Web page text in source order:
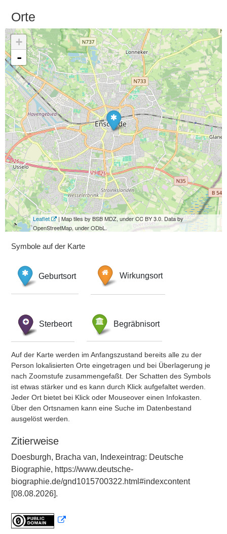
Orte
+
-
Leaflet
| Map tiles by BSB MDZ, under CC BY 3.0. Data by
OpenStreetMap, under ODbL.
Symbole auf der Karte
Geburtsort Wirkungsort
Sterbeort Begräbnisort
Auf der Karte werden im Anfangszustand bereits alle zu der
Person lokalisierten Orte eingetragen und bei Überlagerung je
nach Zoomstufe zusammengefaßt. Der Schatten des Symbols
ist etwas stärker und es kann durch Klick aufgefaltet werden.
Jeder Ort bietet bei Klick oder Mouseover einen Infokasten.
Über den Ortsnamen kann eine Suche im Datenbestand
ausgelöst werden.
Zitierweise
Doesburgh, Bracha van, Indexeintrag: Deutsche
Biographie, https://www.deutsche-
biographie.de/gnd1015700322.html#indexcontent
[08.08.2026].